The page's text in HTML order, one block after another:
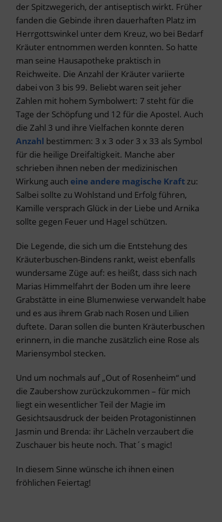
der Spitzwegerich, der antiseptisch wirkt. Früher
fanden die Gebinde ihren dauerhaften Platz im
Herrgottswinkel unter dem Kreuz, wo bei Bedarf
Kräuter entnommen werden konnten. So hatte
man seine Hausapotheke praktisch in
Reichweite. Die Anzahl der Kräuter variierte
dabei von 3 bis 99. Beliebt waren seit jeher
Zahlen mit hohem Symbolwert: 7 steht für die
Tage der Schöpfung und 12 für die Apostel. Auch
die Zahl 3 und ihre Vielfachen konnte deren
Anzahl bestimmen: 3 x 3 oder 3 x 33 als Symbol
für die heilige Dreifaltigkeit. Manche aber
schrieben ihnen neben der medizinischen
Wirkung auch eine andere magische Kraft zu:
Salbei sollte zu Wohlstand und Erfolg führen,
Kamille versprach Glück in der Liebe und Arnika
sollte gegen Feuer und Hagel schützen.
Die Legende, die sich um die Entstehung des
Kräuterbuschen-Bindens rankt, weist ebenfalls
wundersame Züge auf: es heißt, dass sich nach
Marias Himmelfahrt der Boden um ihre leere
Grabstätte in eine Blumenwiese verwandelt habe
und es aus ihrem Grab nach Rosen und Lilien
duftete. Daran sollen die bunten Kräuterbuschen
erinnern, in die manche zusätzlich eine Rose als
Mariensymbol stecken.
Und um nochmals auf „Out of Rosenheim“ und
die Zaubershow zurückzukommen – für mich
liegt ein wesentlicher Teil der Magie im
Gesichtsausdruck der beiden Protagonistinnen
Jasmin und Brenda: ihr Lächeln verzaubert die
Zuschauer bis heute noch. That´s magic!
In diesem Sinne wünsche ich ihnen einen
fröhlichen Feiertag!